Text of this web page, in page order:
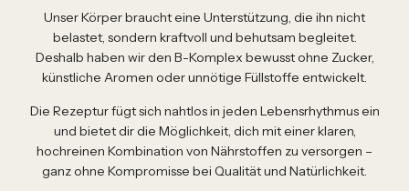
Unser Körper braucht eine Unterstützung, die ihn nicht
belastet, sondern kraftvoll und behutsam begleitet.
Deshalb haben wir den B-Komplex bewusst ohne Zucker,
künstliche Aromen oder unnötige Füllstoffe entwickelt.
Die Rezeptur fügt sich nahtlos in jeden Lebensrhythmus ein
und bietet dir die Möglichkeit, dich mit einer klaren,
hochreinen Kombination von Nährstoffen zu versorgen –
ganz ohne Kompromisse bei Qualität und Natürlichkeit.